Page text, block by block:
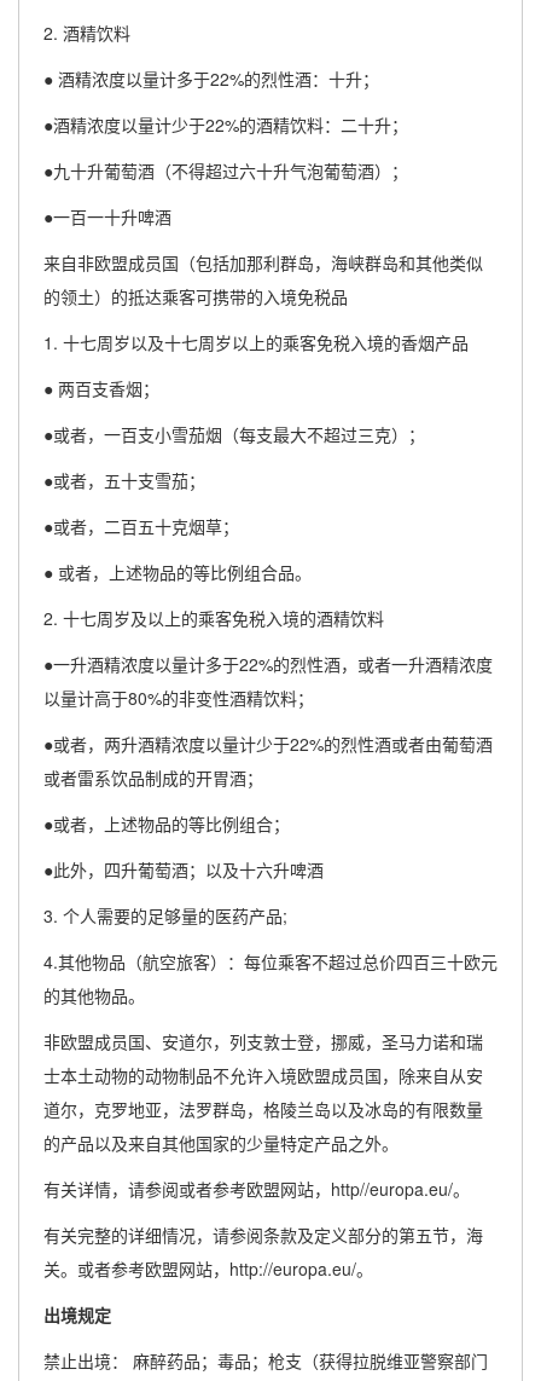
2. 酒精饮料
● 酒精浓度以量计多于22%的烈性酒：十升；
●酒精浓度以量计少于22%的酒精饮料：二十升；
●九十升葡萄酒（不得超过六十升气泡葡萄酒）；
●一百一十升啤酒
来自非欧盟成员国（包括加那利群岛，海峡群岛和其他类似
的领土）的抵达乘客可携带的入境免税品
1. 十七周岁以及十七周岁以上的乘客免税入境的香烟产品
● 两百支香烟；
●或者，一百支小雪茄烟（每支最大不超过三克）；
●或者，五十支雪茄；
●或者，二百五十克烟草；
● 或者，上述物品的等比例组合品。
2. 十七周岁及以上的乘客免税入境的酒精饮料
●一升酒精浓度以量计多于22%的烈性酒，或者一升酒精浓度
以量计高于80%的非变性酒精饮料；
●或者，两升酒精浓度以量计少于22%的烈性酒或者由葡萄酒
或者雷系饮品制成的开胃酒；
●或者，上述物品的等比例组合；
●此外，四升葡萄酒；以及十六升啤酒
3. 个人需要的足够量的医药产品;
4.其他物品（航空旅客）：每位乘客不超过总价四百三十欧元
的其他物品。
非欧盟成员国、安道尔，列支敦士登，挪威，圣马力诺和瑞
士本土动物的动物制品不允许入境欧盟成员国，除来自从安
道尔，克罗地亚，法罗群岛，格陵兰岛以及冰岛的有限数量
的产品以及来自其他国家的少量特定产品之外。
有关详情，请参阅或者参考欧盟网站，http//europa.eu/。
有关完整的详细情况，请参阅条款及定义部分的第五节，海
关。或者参考欧盟网站，http://europa.eu/。
出境规定
禁止出境： 麻醉药品；毒品；枪支（获得拉脱维亚警察部门